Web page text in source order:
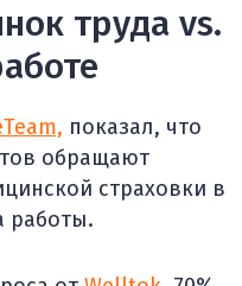
труда vs.
показал, что
обращают
страховки в
работы.